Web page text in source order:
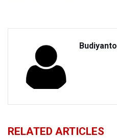
Budiyanto
RELATED ARTICLES